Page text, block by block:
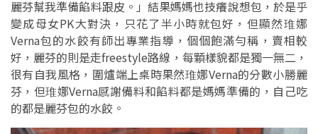
麗芬幫我準備餡料跟皮。」結果媽媽也技癢說想包，於是乎
變成母女PK大對決，只花了半小時就包好，但顯然琟娜
Verna包的水餃有師出專業指導，個個飽滿勻稱，賣相較
好，麗芬的則是走freestyle路線，每顆樣貌都是獨一無二，
很有自我風格，圍爐端上桌時果然琟娜Verna的分數小勝麗
芬，但琟娜Verna感謝備料和餡料都是媽媽準備的，自己吃
的都是麗芬包的水餃。